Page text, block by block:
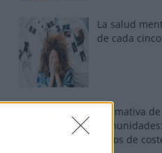
La salud
de cada
Normativa
euros de